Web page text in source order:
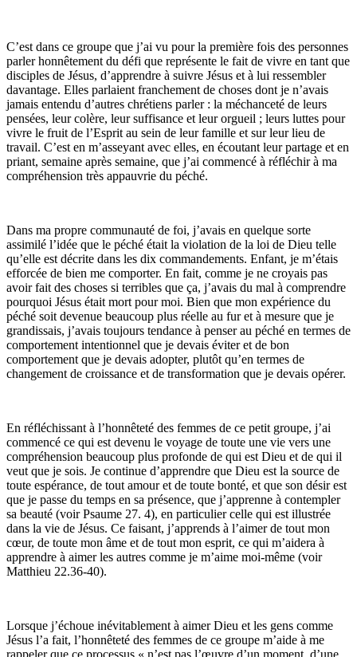
C’est dans ce groupe que j’ai vu pour la première fois des personnes
parler honnêtement du défi que représente le fait de vivre en tant que
disciples de Jésus, d’apprendre à suivre Jésus et à lui ressembler
davantage. Elles parlaient franchement de choses dont je n’avais
jamais entendu d’autres chrétiens parler : la méchanceté de leurs
pensées, leur colère, leur suffisance et leur orgueil ; leurs luttes pour
vivre le fruit de l’Esprit au sein de leur famille et sur leur lieu de
travail. C’est en m’asseyant avec elles, en écoutant leur partage et en
priant, semaine après semaine, que j’ai commencé à réfléchir à ma
compréhension très appauvrie du péché.
Dans ma propre communauté de foi, j’avais en quelque sorte
assimilé l’idée que le péché était la violation de la loi de Dieu telle
qu’elle est décrite dans les dix commandements. Enfant, je m’étais
efforcée de bien me comporter. En fait, comme je ne croyais pas
avoir fait des choses si terribles que ça, j’avais du mal à comprendre
pourquoi Jésus était mort pour moi. Bien que mon expérience du
péché soit devenue beaucoup plus réelle au fur et à mesure que je
grandissais, j’avais toujours tendance à penser au péché en termes de
comportement intentionnel que je devais éviter et de bon
comportement que je devais adopter, plutôt qu’en termes de
changement de croissance et de transformation que je devais opérer.
En réfléchissant à l’honnêteté des femmes de ce petit groupe, j’ai
commencé ce qui est devenu le voyage de toute une vie vers une
compréhension beaucoup plus profonde de qui est Dieu et de qui il
veut que je sois. Je continue d’apprendre que Dieu est la source de
toute espérance, de tout amour et de toute bonté, et que son désir est
que je passe du temps en sa présence, que j’apprenne à contempler
sa beauté (voir Psaume 27. 4), en particulier celle qui est illustrée
dans la vie de Jésus. Ce faisant, j’apprends à l’aimer de tout mon
cœur, de toute mon âme et de tout mon esprit, ce qui m’aidera à
apprendre à aimer les autres comme je m’aime moi-même (voir
Matthieu 22.36-40).
Lorsque j’échoue inévitablement à aimer Dieu et les gens comme
Jésus l’a fait, l’honnêteté des femmes de ce groupe m’aide à me
rappeler que ce processus « n’est pas l’œuvre d’un moment, d’une